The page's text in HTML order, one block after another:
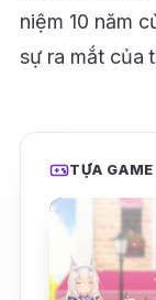
niệm 10 năm
sự ra mắt của
TỰA